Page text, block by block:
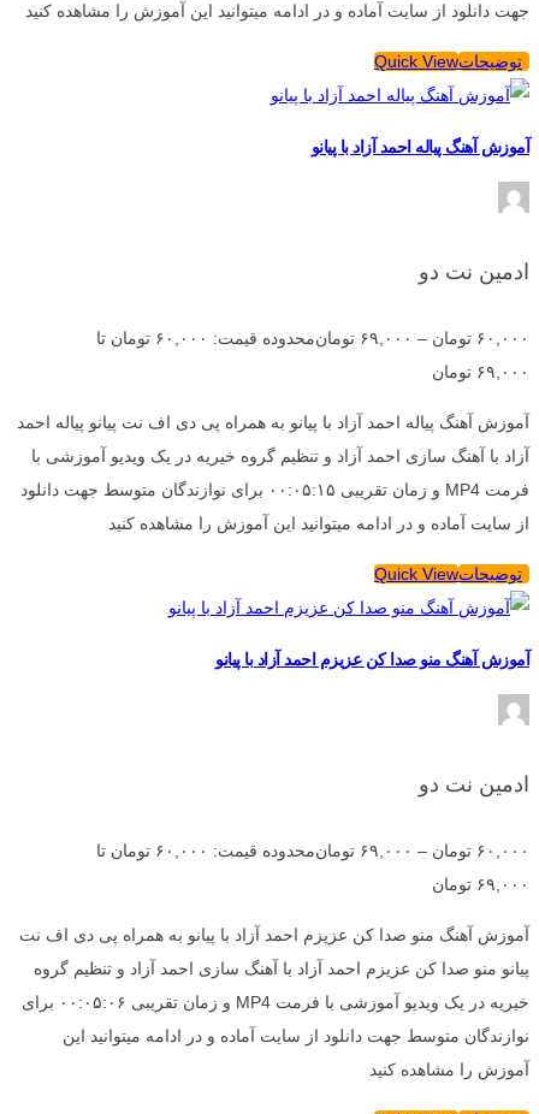
جهت دانلود از سایت آماده و در ادامه میتوانید این آموزش را مشاهده کنید
توضیحاتQuick View
آموزش آهنگ پیاله احمد آزاد با پیانو
ادمین نت دو
۶۰,۰۰۰ تومان – ۶۹,۰۰۰ تومان
محدوده قیمت: ۶۰,۰۰۰ تومان تا
۶۹,۰۰۰ تومان
آموزش آهنگ پیاله احمد آزاد با پیانو به همراه پی دی اف نت پیانو پیاله احمد
آزاد با آهنگ سازی احمد آزاد و تنظیم گروه خیریه در یک ویدیو آموزشی با
فرمت MP4 و زمان تقریبی ۰۰:۰۵:۱۵ برای نوازندگان متوسط جهت دانلود
از سایت آماده و در ادامه میتوانید این آموزش را مشاهده کنید
توضیحاتQuick View
آموزش آهنگ منو صدا کن عزیزم احمد آزاد با پیانو
ادمین نت دو
۶۰,۰۰۰ تومان – ۶۹,۰۰۰ تومان
محدوده قیمت: ۶۰,۰۰۰ تومان تا
۶۹,۰۰۰ تومان
آموزش آهنگ منو صدا کن عزیزم احمد آزاد با پیانو به همراه پی دی اف نت
پیانو منو صدا کن عزیزم احمد آزاد با آهنگ سازی احمد آزاد و تنظیم گروه
خیریه در یک ویدیو آموزشی با فرمت MP4 و زمان تقریبی ۰۰:۰۵:۰۶ برای
نوازندگان متوسط جهت دانلود از سایت آماده و در ادامه میتوانید این
آموزش را مشاهده کنید